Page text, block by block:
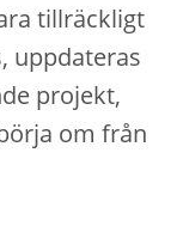
tillräckligt
uppdateras
projekt,
om från